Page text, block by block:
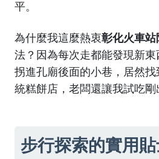
平。
為什麼我這麼熱衷彰化火車
法？因為每次走都能發現新
拐進孔廟後面的小巷，居然
統糕餅店，老闆還讓我試吃剛
步行探索的實用